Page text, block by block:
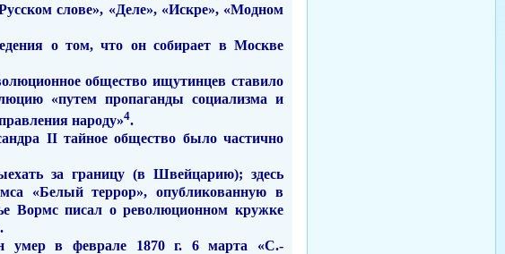
слове», «Деле», «Искре», «Модном
о том, что он собирает в Москве
общество ищутинцев ставило
«путем пропаганды социализма и
народу»4.
IIтайное общество было частично
за границу (в Швейцарию); здесь
«Белый тер­рор», опубликованную в
Вормс писал о революционном кружке
умер в феврале 1870 г. 6 марта «С.-